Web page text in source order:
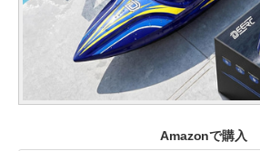
Amazonで購入